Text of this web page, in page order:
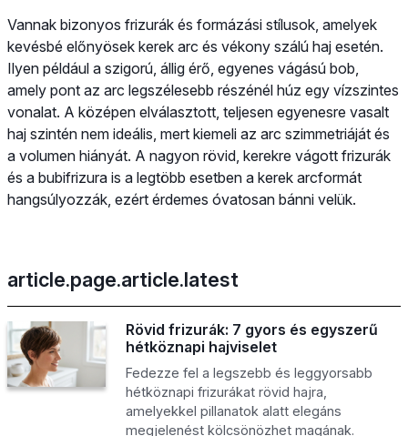
Vannak bizonyos frizurák és formázási stílusok, amelyek
kevésbé előnyösek kerek arc és vékony szálú haj esetén.
Ilyen például a szigorú, állig érő, egyenes vágású bob,
amely pont az arc legszélesebb részénél húz egy vízszintes
vonalat. A középen elválasztott, teljesen egyenesre vasalt
haj szintén nem ideális, mert kiemeli az arc szimmetriáját és
a volumen hiányát. A nagyon rövid, kerekre vágott frizurák
és a bubifrizura is a legtöbb esetben a kerek arcformát
hangsúlyozzák, ezért érdemes óvatosan bánni velük.
article.page.article.latest
Rövid frizurák: 7 gyors és egyszerű
hétköznapi hajviselet
Fedezze fel a legszebb és leggyorsabb
hétköznapi frizurákat rövid hajra,
amelyekkel pillanatok alatt elegáns
megjelenést kölcsönözhet magának.